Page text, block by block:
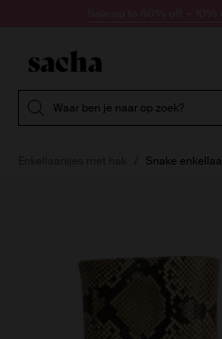
Waar ben je naar op zoek?
Snake